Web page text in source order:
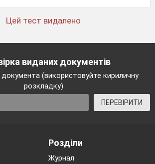
Цей тест видалено
виданих документів
(використовуйте кириличну
розкладку)
ПЕРЕВІРИТИ
Розділи
Журнал